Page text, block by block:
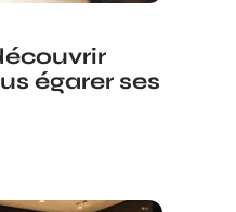
égarer ses